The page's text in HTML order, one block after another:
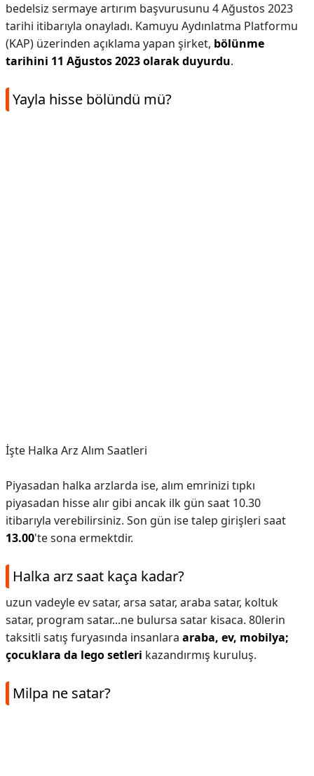
bedelsiz sermaye artırım başvurusunu 4 Ağustos 2023
tarihi itibarıyla onayladı. Kamuyu Aydınlatma Platformu
(KAP) üzerinden açıklama yapan şirket, bölünme
tarihini 11 Ağustos 2023 olarak duyurdu.
Yayla hisse bölündü mü?
İşte Halka Arz Alım Saatleri
Piyasadan halka arzlarda ise, alım emrinizi tıpkı
piyasadan hisse alır gibi ancak ilk gün saat 10.30
itibarıyla verebilirsiniz. Son gün ise talep girişleri saat
13.00'te sona ermektdir.
Halka arz saat kaça kadar?
uzun vadeyle ev satar, arsa satar, araba satar, koltuk
satar, program satar...ne bulursa satar kisaca. 80lerin
taksitli satış furyasında insanlara araba, ev, mobilya;
çocuklara da lego setleri kazandırmış kuruluş.
Milpa ne satar?